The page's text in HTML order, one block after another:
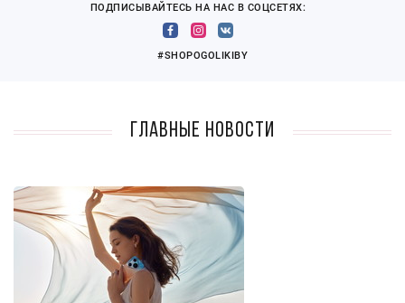
ПОДПИСЫВАЙТЕСЬ НА НАС В СОЦСЕТЯХ:
#SHOPOGOLIKIBY
Главные новости